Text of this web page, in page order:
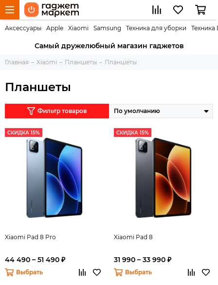
Аксессуары Apple Xiaomi Samsung Техника для уборки Техника
Самый дружелюбный магазин гаджетов
Главная Xiaomi Планшеты Планшеты
Планшеты
Фильтр товаров
СКИДКА 15%
Xiaomi Pad 8 Pro
44 490 – 51 490 ₽
Выбрать
СКИДКА 15%
Xiaomi Pad 8
31 990 – 33 990 ₽
Выбрать